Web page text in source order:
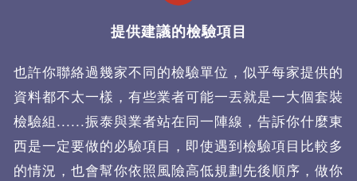
提供建議的檢驗項目
也許你聯絡過幾家不同的檢驗單位，似乎每家提供的
資料都不太一樣，有些業者可能一丟就是一大個套裝
檢驗組......振泰與業者站在同一陣線，告訴你什麼東
西是一定要做的必驗項目，即使遇到檢驗項目比較多
的情況，也會幫你依照風險高低規劃先後順序，做你